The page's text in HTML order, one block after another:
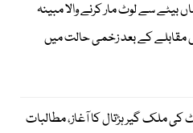
بیٹے سے لوٹ مار کرنے والا مبینہ
کے بعد زخمی حالت میں
کی ملک گیر ہڑتال کا آغاز، مطالبات